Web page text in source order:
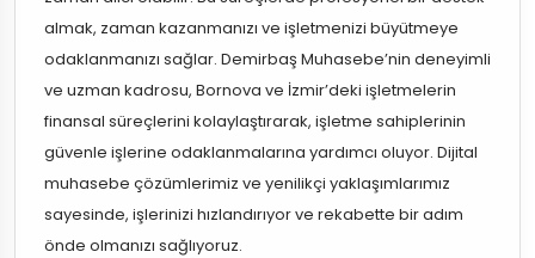
almak, zaman kazanmanızı ve işletmenizi büyütmeye
odaklanmanızı sağlar. Demirbaş Muhasebe’nin deneyimli
ve uzman kadrosu, Bornova ve İzmir’deki işletmelerin
finansal süreçlerini kolaylaştırarak, işletme sahiplerinin
güvenle işlerine odaklanmalarına yardımcı oluyor. Dijital
muhasebe çözümlerimiz ve yenilikçi yaklaşımlarımız
sayesinde, işlerinizi hızlandırıyor ve rekabette bir adım
önde olmanızı sağlıyoruz.